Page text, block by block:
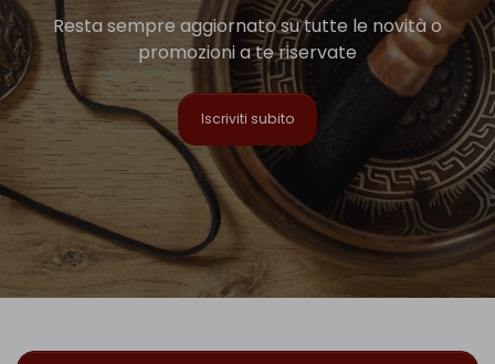
Resta sempre aggiornato su tutte le novità o
promozioni a te riservate
Iscriviti subito